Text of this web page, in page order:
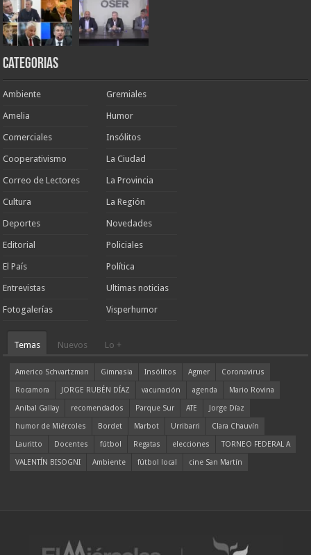
Categorias
Ambiente
Amelia
Comerciales
Cooperativismo
Correo de Lectores
Cultura
Deportes
Editorial
El País
Entrevistas
Fotogalerías
Gremiales
Humor
Insólitos
La Ciudad
La Provincia
La Región
Novedades
Policiales
Política
Ultimas noticias
Visperhumor
Temas Nuevos Lo +
Americo Schvartzman Gimnasia Insólitos Agmer
Coronavirus
Rocamora
JORGE RUBÉN DÍAZ vacunación agenda
Mario Rovina
Aníbal Gallay
recomendados Parque Sur ATE
Jorge Díaz
humor de Miércoles
Bordet Marbot Urribarri
Clara Chauvín
Lauritto
Docentes fútbol Regatas elecciones
TORNEO FEDERAL A
VALENTÍN BISOGNI
Ambiente fútbol local cine San Martín